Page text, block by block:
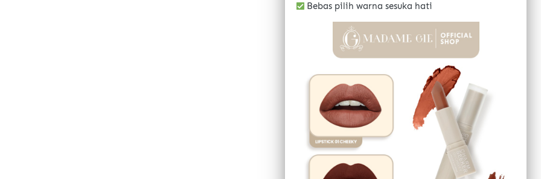
Bebas pilih warna sesuka hati